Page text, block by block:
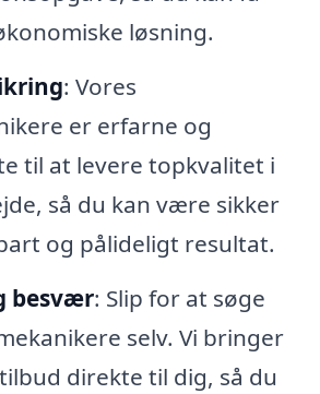
løsning.
: Vores
er erfarne og
til at levere topkvalitet i
så du kan være sikker
og pålideligt resultat.
besvær: Slip for at søge
selv. Vi bringer
direkte til dig, så du